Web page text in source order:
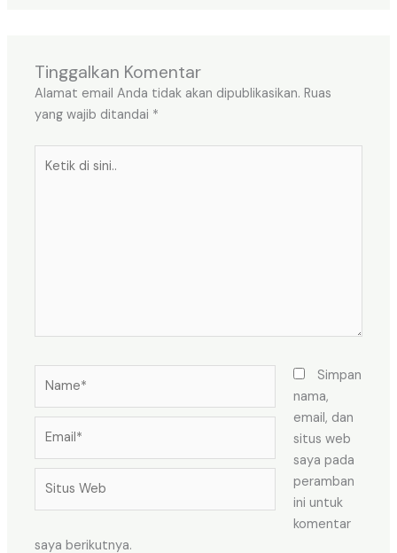
Tinggalkan Komentar
Alamat email Anda tidak akan dipublikasikan. Ruas
yang wajib ditandai *
Web
Simpan
nama,
email, dan
situs web
saya pada
peramban
ini untuk
komentar
saya berikutnya.